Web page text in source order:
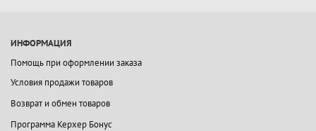
ИНФОРМАЦИЯ
Помощь при оформлении заказа
Условия продажи товаров
Возврат и обмен товаров
Программа Керхер Бонус